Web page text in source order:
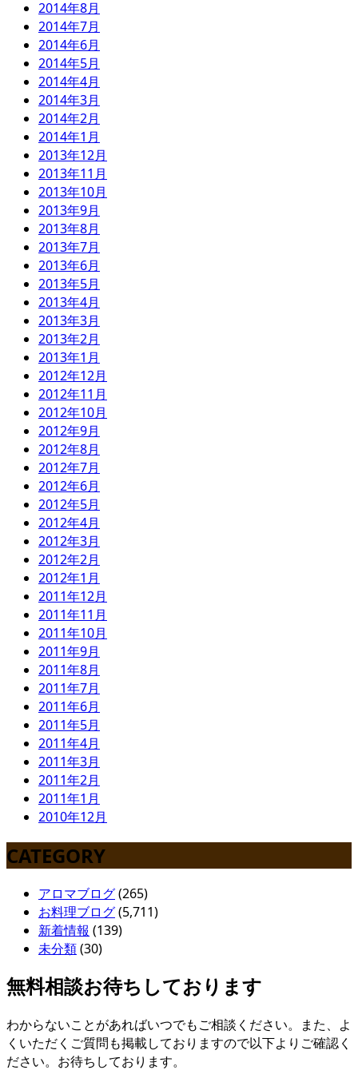
2014年8月
2014年7月
2014年6月
2014年5月
2014年4月
2014年3月
2014年2月
2014年1月
2013年12月
2013年11月
2013年10月
2013年9月
2013年8月
2013年7月
2013年6月
2013年5月
2013年4月
2013年3月
2013年2月
2013年1月
2012年12月
2012年11月
2012年10月
2012年9月
2012年8月
2012年7月
2012年6月
2012年5月
2012年4月
2012年3月
2012年2月
2012年1月
2011年12月
2011年11月
2011年10月
2011年9月
2011年8月
2011年7月
2011年6月
2011年5月
2011年4月
2011年3月
2011年2月
2011年1月
2010年12月
CATEGORY
アロマブログ(265)
お料理ブログ(5,711)
新着情報 (139)
未分類(30)
無料相談お待ちしております
わからないことがあればいつでもご相談ください。また、よ
くいただくご質問も掲載しておりますので以下よりご確認く
ださい。お待ちしております。